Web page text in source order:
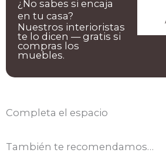
¿No sabes si encaja
en tu casa?
Nuestros interioristas
te lo dicen — gratis si
compras los
muebles.
Completa el espacio
También te recomendamos…